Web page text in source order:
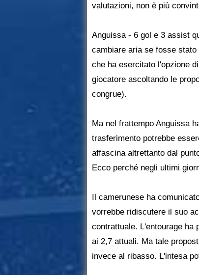
valutazioni, non è più
Anguissa - 6 gol e 3 assist
cambiare aria se fosse
che ha esercitato l'opzione
giocatore ascoltando le
congrue).
Ma nel frattempo Anguissa
trasferimento potrebbe
affascina altrettanto dal
Ecco perché negli ultimi
Il camerunese ha
vorrebbe ridiscutere il suo
contrattuale. L'entourage ha
ai 2,7 attuali. Ma tale
invece al ribasso. L'intesa